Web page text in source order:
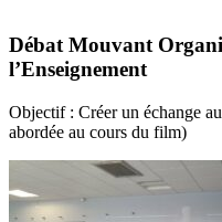
Débat Mouvant
l’Enseignement
Objectif : Créer un échange
abordée au cours du film)